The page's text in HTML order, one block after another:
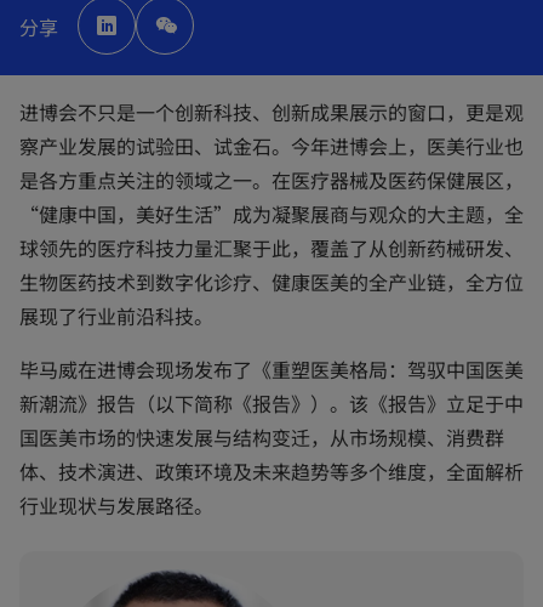
分享 p
e
n
i
n
w
t
a
b
进博会不只是一个创新科技、创新成果展示的窗口，更是观
察产业发展的试验田、试金石。今年进博会上，医美行业也
是各方重点关注的领域之一。在医疗器械及医药保健展区，
“健康中国，美好生活”成为凝聚展商与观众的大主题，全
球领先的医疗科技力量汇聚于此，覆盖了从创新药械研发、
生物医药技术到数字化诊疗、健康医美的全产业链，全方位
展现了行业前沿科技。
毕马威在进博会现场发布了《重塑医美格局：驾驭中国医美
新潮流》报告（以下简称《报告》）。该《报告》立足于中
国医美市场的快速发展与结构变迁，从市场规模、消费群
体、技术演进、政策环境及未来趋势等多个维度，全面解析
行业现状与发展路径。